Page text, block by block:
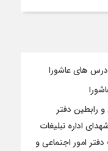
درس های عاشورا
رابطین دفتر
اداره تبلیغات
امور اجتماعی و